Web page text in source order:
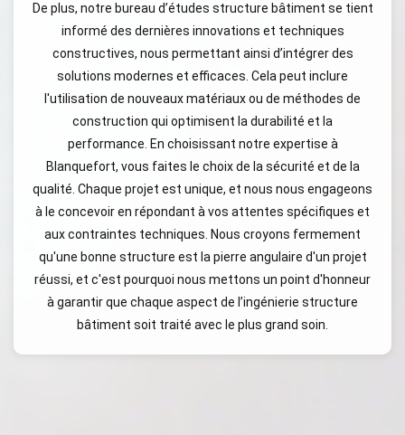
De plus, notre bureau d’études structure bâtiment se tient
informé des dernières innovations et techniques
constructives, nous permettant ainsi d’intégrer des
solutions modernes et efficaces. Cela peut inclure
l'utilisation de nouveaux matériaux ou de méthodes de
construction qui optimisent la durabilité et la
performance. En choisissant notre expertise à
Blanquefort, vous faites le choix de la sécurité et de la
qualité. Chaque projet est unique, et nous nous engageons
à le concevoir en répondant à vos attentes spécifiques et
aux contraintes techniques. Nous croyons fermement
qu'une bonne structure est la pierre angulaire d'un projet
réussi, et c'est pourquoi nous mettons un point d'honneur
à garantir que chaque aspect de l’ingénierie structure
bâtiment soit traité avec le plus grand soin.